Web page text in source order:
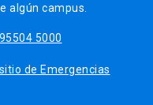
algún campus.
5000
de Emergencias